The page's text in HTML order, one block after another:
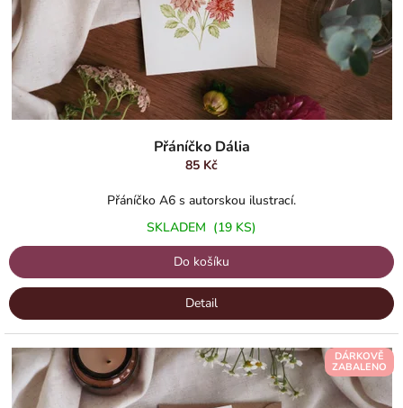
u
k
ů
Přáníčko Dália
85 Kč
Přáníčko A6 s autorskou ilustrací.
SKLADEM (19 KS)
Do košíku
Detail
DÁRKOVĚ
ZABALENO